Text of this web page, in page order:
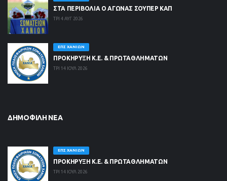
ΣΤΑ ΠΕΡΙΒΟΛΙΑ Ο ΑΓΩΝΑΣ ΣΟΥΠΕΡ ΚΑΠ
ΤΡΙ 4 ΑΥΓ 2026
ΕΠΣ ΧΑΝΊΩΝ
ΠΡΟΚΗΡΥΞΗ Κ.Ε. & ΠΡΩΤΑΘΛΗΜΑΤΩΝ
ΤΡΙ 14 ΙΟΥΛ 2026
ΔΗΜΟΦΙΛΉ ΝΈΑ
ΕΠΣ ΧΑΝΊΩΝ
ΠΡΟΚΗΡΥΞΗ Κ.Ε. & ΠΡΩΤΑΘΛΗΜΑΤΩΝ
ΤΡΙ 14 ΙΟΥΛ 2026